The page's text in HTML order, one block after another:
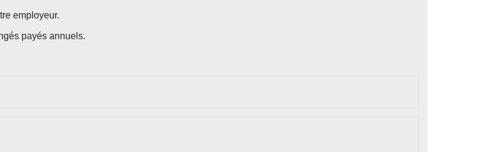
employeur.
payés annuels.